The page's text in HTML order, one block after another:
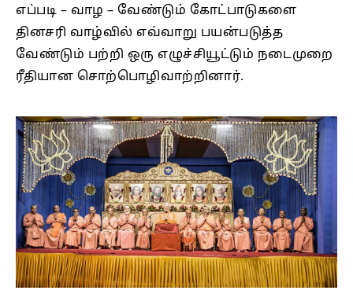
எப்படி – வாழ – வேண்டும் கோட்பாடுகளை
தினசரி வாழ்வில் எவ்வாறு பயன்படுத்த
வேண்டும் பற்றி ஒரு எழுச்சியூட்டும் நடைமுறை
ரீதியான சொற்பொழிவாற்றினார்.